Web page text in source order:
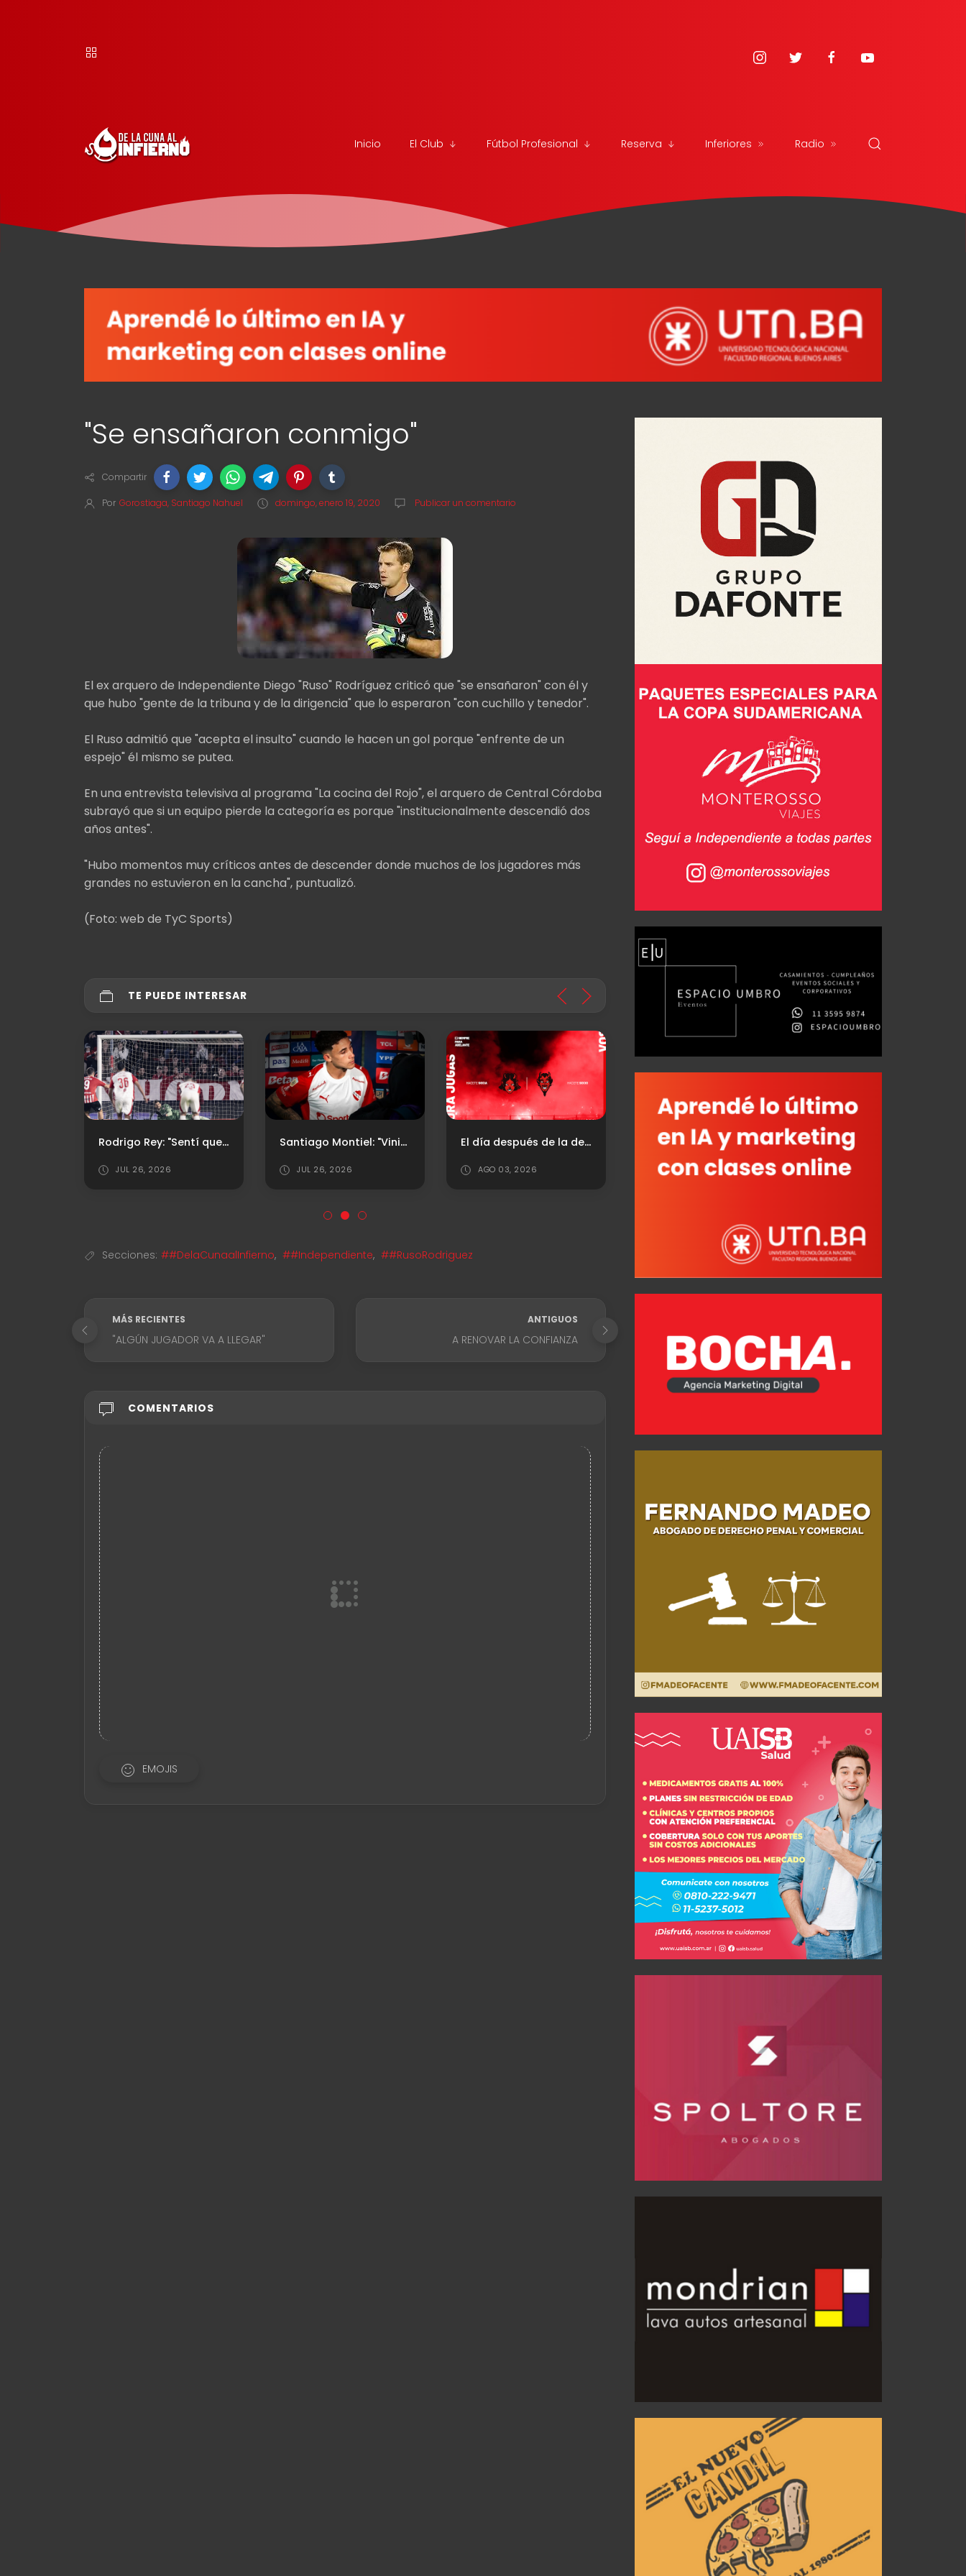
Inicio El Club Fútbol Profesional Reserva Inferiores Radio
"Se ensañaron conmigo"
Compartir
Por Gorostiaga, Santiago Nahuel domingo, enero 19, 2020 Publicar un comentario
El ex arquero de Independiente Diego "Ruso" Rodríguez criticó que "se ensañaron" con él y
que hubo "gente de la tribuna y de la dirigencia" que lo esperaron "con cuchillo y tenedor".
El Ruso admitió que "acepta el insulto" cuando le hacen un gol porque "enfrente de un
espejo" él mismo se putea.
En una entrevista televisiva al programa "La cocina del Rojo", el arquero de Central Córdoba
subrayó que si un equipo pierde la categoría es porque "institucionalmente descendió dos
años antes".
"Hubo momentos muy críticos antes de descender donde muchos de los jugadores más
grandes no estuvieron en la cancha", puntualizó.
(Foto: web de TyC Sports)
TE PUEDE INTERESAR
Rodrigo Rey: "Sentí que el penal podía ir ahí"
JUL 26, 2026
Santiago Montiel: "Vinimos a jugar a una cancha muy difícil"
JUL 26, 2026
El día después de la depuración
AGO 03, 2026
Independiente ofertó por un central
JUL 25, 2026
Secciones: ##DelaCunaalInfierno, ##Independiente, ##RusoRodriguez
MÁS RECIENTES
"ALGÚN JUGADOR VA A LLEGAR"
ANTIGUOS
A RENOVAR LA CONFIANZA
COMENTARIOS
EMOJIS